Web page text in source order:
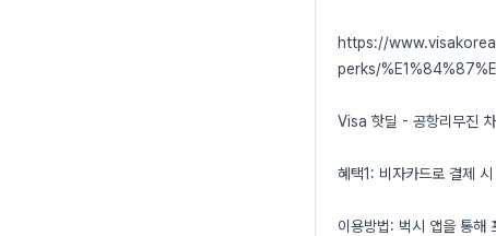
https://
perks/
Visa 핫딜 - 공항리무진
혜택1: 비자카드로 결제
이용방법: 벅시 앱을 통